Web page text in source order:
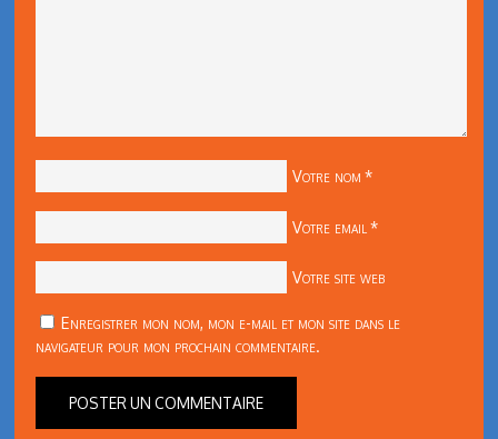
Votre nom *
Votre email *
Votre site web
Enregistrer mon nom, mon e-mail et mon site dans le
navigateur pour mon prochain commentaire.